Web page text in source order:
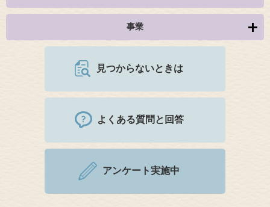
事業
見つからないときは
よくある質問と回答
アンケート実施中